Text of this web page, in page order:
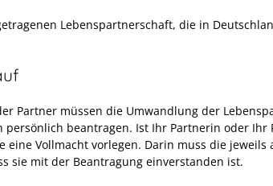
Lebenspartnerschaft, die in
Partner müssen die Umwandlung der
persönlich beantragen. Ist Ihr Partnerin oder Ihr
eine Vollmacht vorlegen. Darin muss die jeweils
sie mit der Beantragung einverstanden ist.